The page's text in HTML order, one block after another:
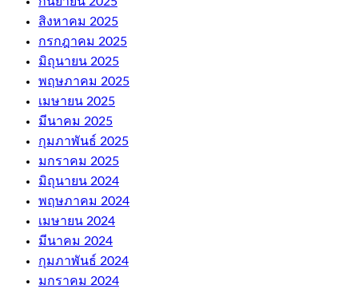
สิงหาคม 2025
กรกฎาคม 2025
มิถุนายน 2025
พฤษภาคม 2025
เมษายน 2025
มีนาคม 2025
กุมภาพันธ์ 2025
มกราคม 2025
มิถุนายน 2024
พฤษภาคม 2024
เมษายน 2024
มีนาคม 2024
กุมภาพันธ์ 2024
มกราคม 2024